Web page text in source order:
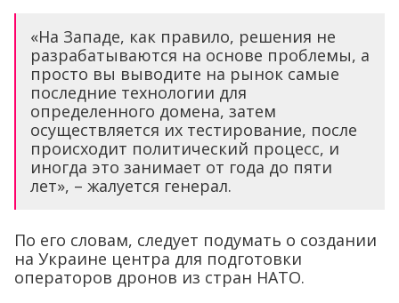
«На Западе, как правило, решения не
разрабатываются на основе проблемы, а
просто вы выводите на рынок самые
последние технологии для
определенного домена, затем
осуществляется их тестирование, после
происходит политический процесс, и
иногда это занимает от года до пяти
лет», – жалуется генерал.
По его словам, следует подумать о создании
на Украине центра для подготовки
операторов дронов из стран НАТО.